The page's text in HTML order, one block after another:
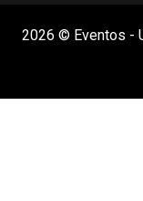
2026 © Eventos -